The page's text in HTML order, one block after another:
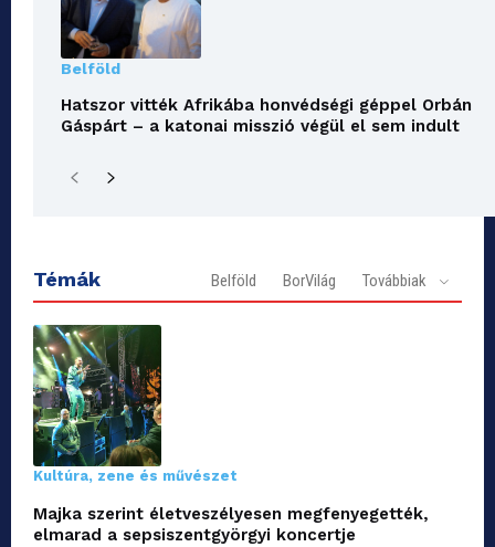
Belföld
Hatszor vitték Afrikába honvédségi géppel Orbán
Gáspárt – a katonai misszió végül el sem indult
Témák Belföld BorVilág Továbbiak
Kultúra, zene és művészet
Majka szerint életveszélyesen megfenyegették,
elmarad a sepsiszentgyörgyi koncertje